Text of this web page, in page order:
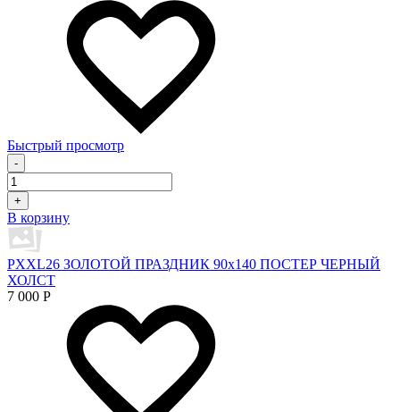
Быстрый просмотр
-
+
В корзину
PXXL26 ЗОЛОТОЙ ПРАЗДНИК 90x140 ПОСТЕР ЧЕРНЫЙ
ХОЛСТ
7 000 Р